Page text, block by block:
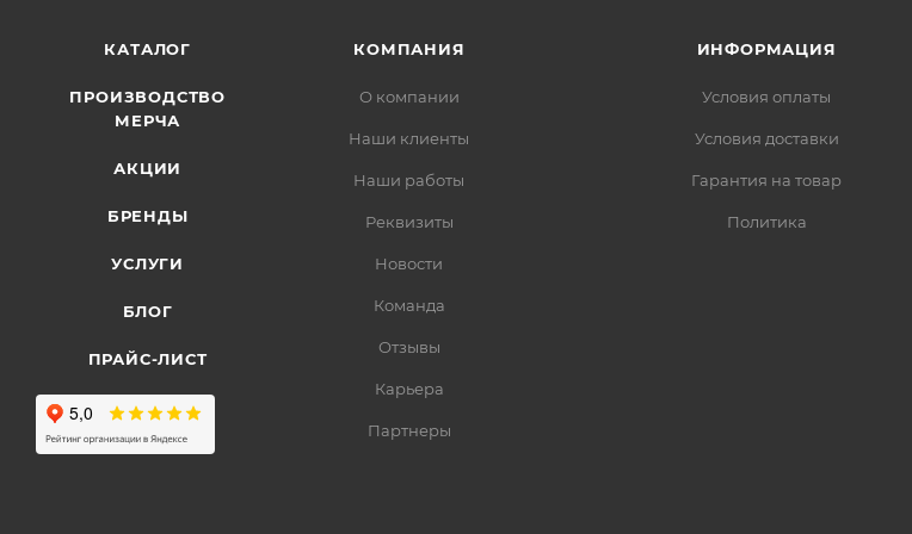
КАТАЛОГ
ПРОИЗВОДСТВО
МЕРЧА
АКЦИИ
БРЕНДЫ
УСЛУГИ
БЛОГ
ПРАЙС-ЛИСТ
КОМПАНИЯ
О компании
Наши клиенты
Наши работы
Реквизиты
Новости
Команда
Отзывы
Карьера
Партнеры
ИНФОРМАЦИЯ
Условия оплаты
Условия доставки
Гарантия на товар
Политика